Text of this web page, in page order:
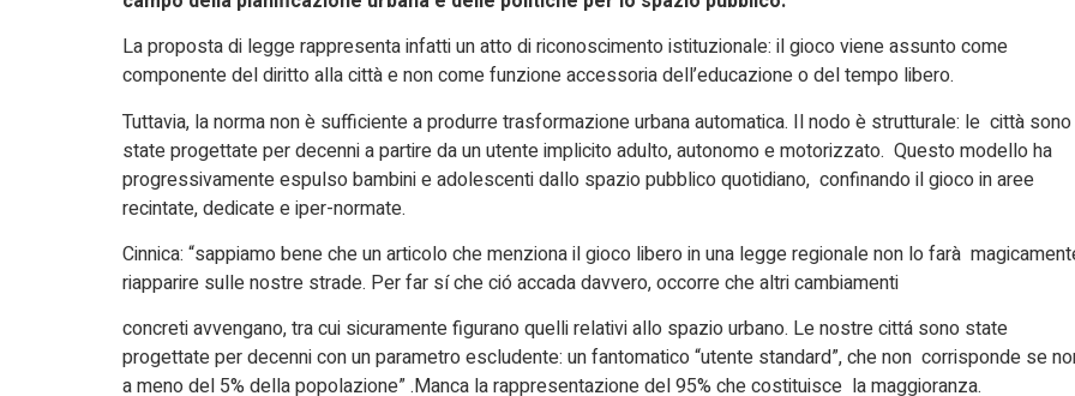
La proposta di legge rappresenta infatti un atto di riconoscimento istituzionale: il gioco viene assunto come
componente del diritto alla città e non come funzione accessoria dell’educazione o del tempo libero.
Tuttavia, la norma non è sufficiente a produrre trasformazione urbana automatica. Il nodo è strutturale: le città sono
state progettate per decenni a partire da un utente implicito adulto, autonomo e motorizzato. Questo modello ha
progressivamente espulso bambini e adolescenti dallo spazio pubblico quotidiano, confinando il gioco in aree
recintate, dedicate e iper-normate.
Cinnica: “sappiamo bene che un articolo che menziona il gioco libero in una legge regionale non lo farà
riapparire sulle nostre strade. Per far sí che ció accada davvero, occorre che altri cambiamenti
concreti avvengano, tra cui sicuramente figurano quelli relativi allo spazio urbano. Le nostre cittá sono state
progettate per decenni con un parametro escludente: un fantomatico “utente standard”, che non corrisponde se
a meno del 5% della popolazione” .Manca la rappresentazione del 95% che costituisce la maggioranza.